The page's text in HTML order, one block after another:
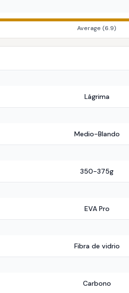
Average (6.9)
Lágrima
Medio-Blando
350-375g
EVA Pro
Fibra de vidrio
Carbono